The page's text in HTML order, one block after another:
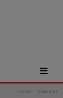
Home Macchine